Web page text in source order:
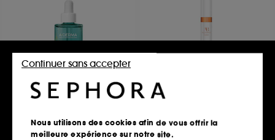
A-DERMA
Sérum peau neuve
35,00€
100ml
AUGUSTINUS BADER
The Sunscreen SPF 50
130,00€
Nous utilisons des cookies afin de vous offrir la
meilleure expérience sur notre site.
Continuer sans accepter